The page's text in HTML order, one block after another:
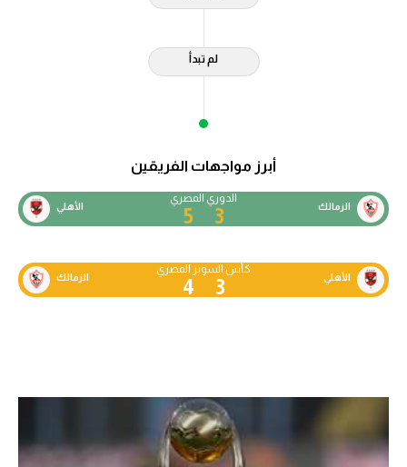
لم تبدأ
أبرز مواجهات الفريقين
الزمالك 3
الدوري المصري
5 الأهلي
الأهلي 3
كأس السوبر المصري
4 الزمالك